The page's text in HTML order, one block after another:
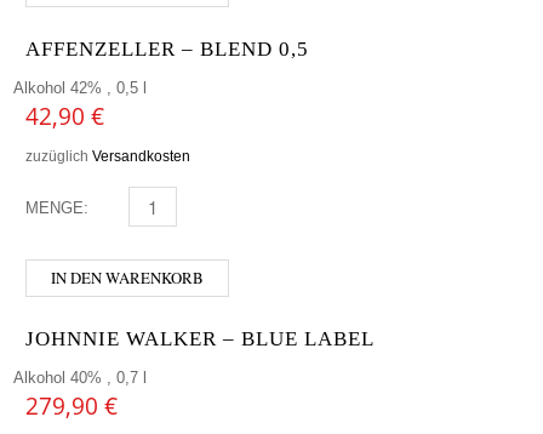
AFFENZELLER – BLEND 0,5
Alkohol 42% , 0,5 l
42,90 €
zuzüglich Versandkosten
MENGE: AFFENZELLER - BLEND 0,5 MENGE
IN DEN WARENKORB
JOHNNIE WALKER – BLUE LABEL
Alkohol 40% , 0,7 l
279,90 €